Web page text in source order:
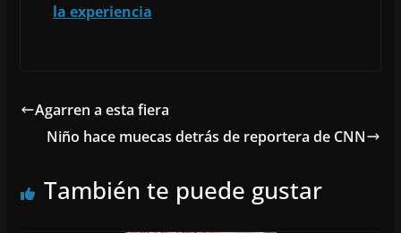
la experiencia
Agarren a esta fiera
Niño hace muecas detrás de reportera de CNN
También te puede gustar